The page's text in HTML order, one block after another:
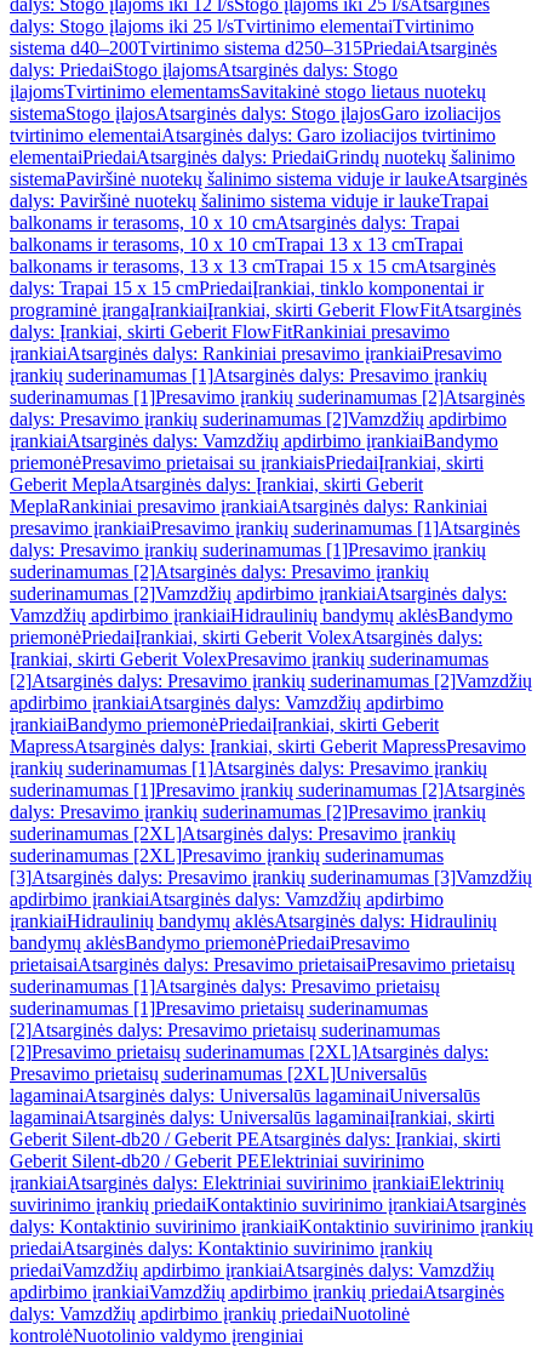
dalys: Stogo įlajoms iki 12 l/sStogo įlajoms iki 25 l/sAtsarginės
dalys: Stogo įlajoms iki 25 l/sTvirtinimo elementaiTvirtinimo
sistema d40–200Tvirtinimo sistema d250–315PriedaiAtsarginės
dalys: PriedaiStogo įlajomsAtsarginės dalys: Stogo
įlajomsTvirtinimo elementamsSavitakinė stogo lietaus nuotekų
sistemaStogo įlajosAtsarginės dalys: Stogo įlajosGaro izoliacijos
tvirtinimo elementaiAtsarginės dalys: Garo izoliacijos tvirtinimo
elementaiPriedaiAtsarginės dalys: PriedaiGrindų nuotekų šalinimo
sistemaPaviršinė nuotekų šalinimo sistema viduje ir laukeAtsarginės
dalys: Paviršinė nuotekų šalinimo sistema viduje ir laukeTrapai
balkonams ir terasoms, 10 x 10 cmAtsarginės dalys: Trapai
balkonams ir terasoms, 10 x 10 cmTrapai 13 x 13 cmTrapai
balkonams ir terasoms, 13 x 13 cmTrapai 15 x 15 cmAtsarginės
dalys: Trapai 15 x 15 cmPriedaiĮrankiai, tinklo komponentai ir
programinė įrangaĮrankiaiĮrankiai, skirti Geberit FlowFitAtsarginės
dalys: Įrankiai, skirti Geberit FlowFitRankiniai presavimo
įrankiaiAtsarginės dalys: Rankiniai presavimo įrankiaiPresavimo
įrankių suderinamumas [1]Atsarginės dalys: Presavimo įrankių
suderinamumas [1]Presavimo įrankių suderinamumas [2]Atsarginės
dalys: Presavimo įrankių suderinamumas [2]Vamzdžių apdirbimo
įrankiaiAtsarginės dalys: Vamzdžių apdirbimo įrankiaiBandymo
priemonėPresavimo prietaisai su įrankiaisPriedaiĮrankiai, skirti
Geberit MeplaAtsarginės dalys: Įrankiai, skirti Geberit
MeplaRankiniai presavimo įrankiaiAtsarginės dalys: Rankiniai
presavimo įrankiaiPresavimo įrankių suderinamumas [1]Atsarginės
dalys: Presavimo įrankių suderinamumas [1]Presavimo įrankių
suderinamumas [2]Atsarginės dalys: Presavimo įrankių
suderinamumas [2]Vamzdžių apdirbimo įrankiaiAtsarginės dalys:
Vamzdžių apdirbimo įrankiaiHidraulinių bandymų aklėsBandymo
priemonėPriedaiĮrankiai, skirti Geberit VolexAtsarginės dalys:
Įrankiai, skirti Geberit VolexPresavimo įrankių suderinamumas
[2]Atsarginės dalys: Presavimo įrankių suderinamumas [2]Vamzdžių
apdirbimo įrankiaiAtsarginės dalys: Vamzdžių apdirbimo
įrankiaiBandymo priemonėPriedaiĮrankiai, skirti Geberit
MapressAtsarginės dalys: Įrankiai, skirti Geberit MapressPresavimo
įrankių suderinamumas [1]Atsarginės dalys: Presavimo įrankių
suderinamumas [1]Presavimo įrankių suderinamumas [2]Atsarginės
dalys: Presavimo įrankių suderinamumas [2]Presavimo įrankių
suderinamumas [2XL]Atsarginės dalys: Presavimo įrankių
suderinamumas [2XL]Presavimo įrankių suderinamumas
[3]Atsarginės dalys: Presavimo įrankių suderinamumas [3]Vamzdžių
apdirbimo įrankiaiAtsarginės dalys: Vamzdžių apdirbimo
įrankiaiHidraulinių bandymų aklėsAtsarginės dalys: Hidraulinių
bandymų aklėsBandymo priemonėPriedaiPresavimo
prietaisaiAtsarginės dalys: Presavimo prietaisaiPresavimo prietaisų
suderinamumas [1]Atsarginės dalys: Presavimo prietaisų
suderinamumas [1]Presavimo prietaisų suderinamumas
[2]Atsarginės dalys: Presavimo prietaisų suderinamumas
[2]Presavimo prietaisų suderinamumas [2XL]Atsarginės dalys:
Presavimo prietaisų suderinamumas [2XL]Universalūs
lagaminaiAtsarginės dalys: Universalūs lagaminaiUniversalūs
lagaminaiAtsarginės dalys: Universalūs lagaminaiĮrankiai, skirti
Geberit Silent-db20 / Geberit PEAtsarginės dalys: Įrankiai, skirti
Geberit Silent-db20 / Geberit PEElektriniai suvirinimo
įrankiaiAtsarginės dalys: Elektriniai suvirinimo įrankiaiElektrinių
suvirinimo įrankių priedaiKontaktinio suvirinimo įrankiaiAtsarginės
dalys: Kontaktinio suvirinimo įrankiaiKontaktinio suvirinimo įrankių
priedaiAtsarginės dalys: Kontaktinio suvirinimo įrankių
priedaiVamzdžių apdirbimo įrankiaiAtsarginės dalys: Vamzdžių
apdirbimo įrankiaiVamzdžių apdirbimo įrankių priedaiAtsarginės
dalys: Vamzdžių apdirbimo įrankių priedaiNuotolinė
kontrolėNuotolinio valdymo įrenginiai